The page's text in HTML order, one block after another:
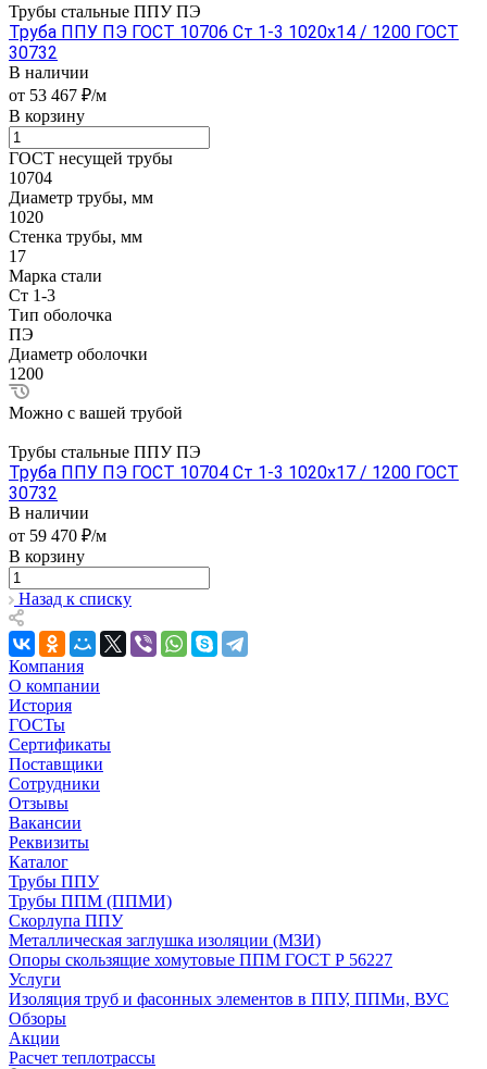
Трубы стальные ППУ ПЭ
Труба ППУ ПЭ ГОСТ 10706 Ст 1-3 1020x14 / 1200 ГОСТ
30732
В наличии
от 53 467 ₽/м
В корзину
ГОСТ несущей трубы
10704
Диаметр трубы, мм
1020
Стенка трубы, мм
17
Марка стали
Ст 1-3
Тип оболочка
ПЭ
Диаметр оболочки
1200
Можно с вашей трубой
Трубы стальные ППУ ПЭ
Труба ППУ ПЭ ГОСТ 10704 Ст 1-3 1020x17 / 1200 ГОСТ
30732
В наличии
от 59 470 ₽/м
В корзину
Назад к списку
Компания
О компании
История
ГОСТы
Сертификаты
Поставщики
Сотрудники
Отзывы
Вакансии
Реквизиты
Каталог
Трубы ППУ
Трубы ППМ (ППМИ)
Скорлупа ППУ
Металлическая заглушка изоляции (МЗИ)
Опоры скользящие хомутовые ППМ ГОСТ Р 56227
Услуги
Изоляция труб и фасонных элементов в ППУ, ППМи, ВУС
Обзоры
Акции
Расчет теплотрассы